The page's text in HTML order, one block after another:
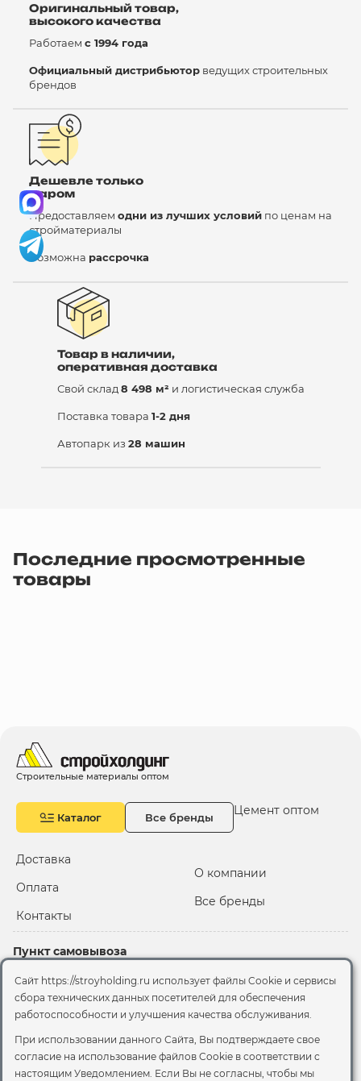
Оригинальный товар,
высокого качества
Работаем с 1994 года
Официальный дистрибьютор ведущих строительных
брендов
Дешевле только
даром
Предоставляем одни из лучших условий по ценам на
стройматериалы
Возможна рассрочка
Товар в наличии,
оперативная доставка
Свой склад 8 498 м² и логистическая служба
Поставка товара 1-2 дня
Автопарк из 28 машин
Последние просмотренные
товары
Строительные материалы оптом
Каталог Все бренды Цемент оптом
Доставка
Оплата
Контакты
О компании
Все бренды
Пункт самовывоза
2-й Иртышский проезд,
территория 2А стр.3
Офис
Москва, ул. Вятская, 49с1
Сайт https://stroyholding.ru использует файлы Cookie и сервисы
сбора технических данных посетителей для обеспечения
работоспособности и улучшения качества обслуживания.
При использовании данного Сайта, Вы подтверждаете свое
согласие на использование файлов Cookie в соответствии с
настоящим Уведомлением. Если Вы не согласны, чтобы мы